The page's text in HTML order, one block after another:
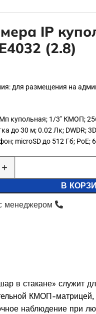
IP
(2.8)
для размещения на
купольная; 1/3″ КМОП;
до 30 м; 0.02 Лк; DWDR; 3D
microSD до 512 Гб; PoE;
В
менеджером
в стакане» служит
КМОП-
наблюдение при